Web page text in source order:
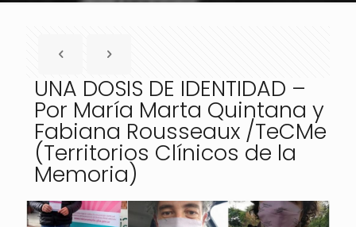
UNA DOSIS DE IDENTIDAD –
Por María Marta Quintana y
Fabiana Rousseaux /TeCMe
(Territorios Clínicos de la
Memoria)